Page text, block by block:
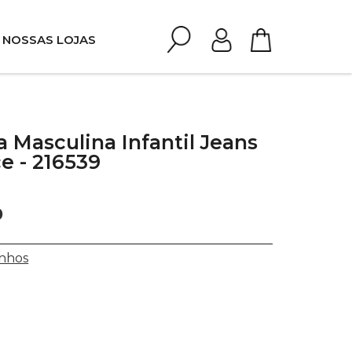
NOSSAS LOJAS
Masculina Infantil Jeans
- 216539